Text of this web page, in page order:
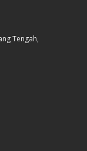
Tengah,